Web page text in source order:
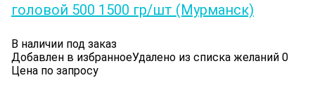
головой 500 1500 гр/шт (Мурманск)
В наличии под заказ
Добавлен в избранноеУдалено из списка желаний 0
Цена по запросу